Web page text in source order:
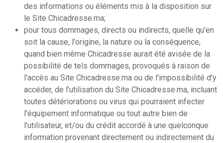
des informations ou éléments mis à la disposition sur
le Site Chicadresse.ma;
pour tous dommages, directs ou indirects, quelle qu'en
soit la cause, l'origine, la nature ou la conséquence,
quand bien même Chicadresse aurait été avisée de la
possibilité de tels dommages, provoqués à raison de
l'accès au Site Chicadresse.ma ou de l'impossibilité d'y
accéder, de l'utilisation du Site Chicadresse.ma, incluant
toutes détériorations ou virus qui pourraient infecter
l'équipement informatique ou tout autre bien de
l'utilisateur, et/ou du crédit accordé à une quelconque
information provenant directement ou indirectement du